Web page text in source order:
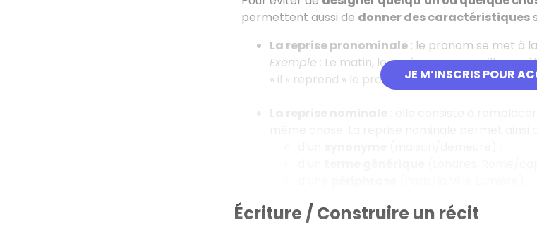
JE M’INSCRIS POUR
permettent aussi de donner des caractéristiques
La reprise pronominale: le pronom se met à
Exemple : Le matin, le professeur accueille ses
« il » reprend « le professeur » ; « leur » et « les »
Écriture / Construire un récit